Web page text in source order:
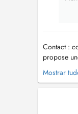
Contact :
propose
alimentaire
mode de
Mostrar